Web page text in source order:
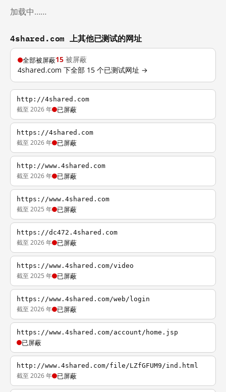
加载中……
4shared.com 上其他已测试的网址
全部被屏蔽15 被屏蔽
4shared.com 下全部 15 个已测试网址 →
http://4shared.com
截至 2026 年 已屏蔽
https://4shared.com
截至 2026 年 已屏蔽
http://www.4shared.com
截至 2026 年 已屏蔽
https://www.4shared.com
截至 2025 年 已屏蔽
https://dc472.4shared.com
截至 2026 年 已屏蔽
https://www.4shared.com/video
截至 2025 年 已屏蔽
https://www.4shared.com/web/login
截至 2026 年 已屏蔽
https://www.4shared.com/account/home.jsp
已屏蔽
http://www.4shared.com/file/LZfGFUM9/ind.html
截至 2026 年 已屏蔽